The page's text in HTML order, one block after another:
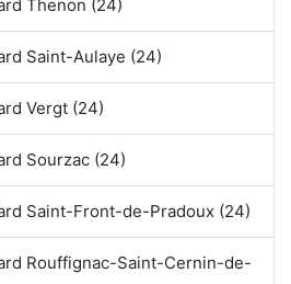
Thenon (24)
Saint-Aulaye (24)
Vergt (24)
Sourzac (24)
Saint-Front-de-Pradoux (24)
Rouffignac-Saint-Cernin-de-